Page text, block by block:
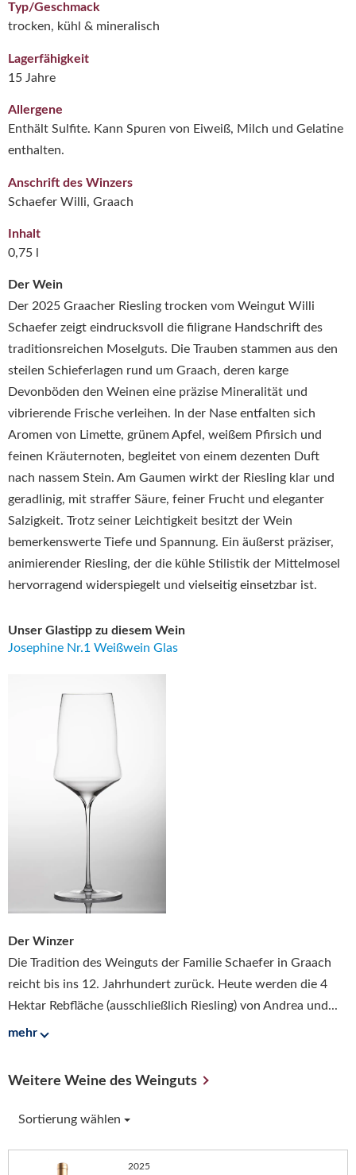
Der Wein
Der 2025 Graacher Riesling trocken vom Weingut Willi
Schaefer zeigt eindrucksvoll die filigrane Handschrift des
traditionsreichen Moselguts. Die Trauben stammen aus den
steilen Schieferlagen rund um Graach, deren karge
Devonböden den Weinen eine präzise Mineralität und
vibrierende Frische verleihen. In der Nase entfalten sich
Aromen von Limette, grünem Apfel, weißem Pfirsich und
feinen Kräuternoten, begleitet von einem dezenten Duft
nach nassem Stein. Am Gaumen wirkt der Riesling klar und
geradlinig, mit straffer Säure, feiner Frucht und eleganter
Salzigkeit. Trotz seiner Leichtigkeit besitzt der Wein
bemerkenswerte Tiefe und Spannung. Ein äußerst präziser,
animierender Riesling, der die kühle Stilistik der Mittelmosel
hervorragend widerspiegelt und vielseitig einsetzbar ist.
Unser Glastipp zu diesem Wein
Josephine Nr.1 Weißwein Glas
Der Winzer
Die Tradition des Weinguts der Familie Schaefer in Graach
reicht bis ins 12. Jahrhundert zurück. Heute werden die 4
Hektar Rebfläche (ausschließlich Riesling) von Andrea und...
mehr
Typ/Geschmack
trocken, kühl & mineralisch
Lagerfähigkeit
15 Jahre
Allergene
Enthält Sulfite. Kann Spuren von Eiweiß, Milch und Gelatine
enthalten.
Anschrift des Winzers
Schaefer Willi, Graach
Inhalt
0,75 l
Weitere Weine des Weinguts
Sortierung wählen
2025